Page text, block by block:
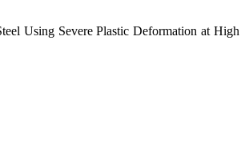
Using Severe Plastic Deformation at High